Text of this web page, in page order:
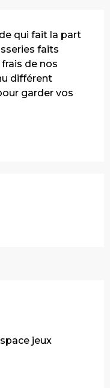
qui fait la part
faits
de nos
différent
garder vos
jeux